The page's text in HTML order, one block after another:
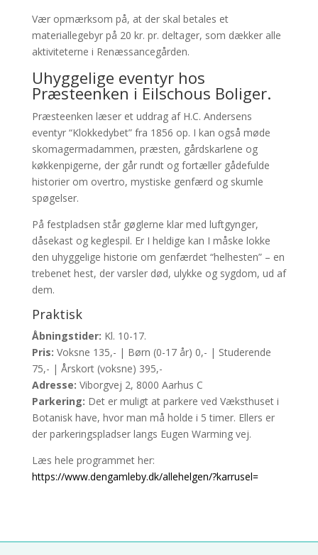
Vær opmærksom på, at der skal betales et
materiallegebyr på 20 kr. pr. deltager, som dækker alle
aktiviteterne i Renæssancegården.
Uhyggelige eventyr hos
Præsteenken i Eilschous Boliger.
Præsteenken læser et uddrag af H.C. Andersens
eventyr “Klokkedybet” fra 1856 op. I kan også møde
skomagermadammen, præsten, gårdskarlene og
køkkenpigerne, der går rundt og fortæller gådefulde
historier om overtro, mystiske genfærd og skumle
spøgelser.
På festpladsen står gøglerne klar med luftgynger,
dåsekast og keglespil. Er I heldige kan I måske lokke
den uhyggelige historie om genfærdet “helhesten” – en
trebenet hest, der varsler død, ulykke og sygdom, ud af
dem.
Praktisk
Åbningstider: Kl. 10-17.
Pris: Voksne 135,- | Børn (0-17 år) 0,- | Studerende
75,- | Årskort (voksne) 395,-
Adresse: Viborgvej 2, 8000 Aarhus C
Parkering: Det er muligt at parkere ved Væksthuset i
Botanisk have, hvor man må holde i 5 timer. Ellers er
der parkeringspladser langs Eugen Warming vej.
Læs hele programmet her:
https://www.dengamleby.dk/allehelgen/?karrusel=